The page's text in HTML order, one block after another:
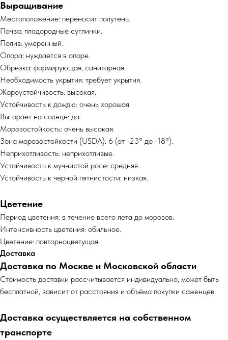
Выращивание
Местоположение: переносит полутень.
Почва: плодородные суглинки.
Полив: умеренный.
Опора: нуждается в опоре.
Обрезка: формирующая, санитарная.
Необходимость укрытия: требует укрытия.
Жароустойчивость: высокая.
Устойчивость к дождю: очень хорошая.
Выгорает на солнце: да.
Морозостойкость: очень высокая.
Зона морозостойкости (USDA): 6 (от -23° до -18°).
Неприхотливость: неприхотливые.
Устойчивость к мучнистой росе: средняя.
Устойчивость к черной пятнистости: низкая.
Цветение
Период цветения: в течение всего лета до морозов.
Интенсивность цветения: обильное.
Цветение: повторноцветущая.
Доставка
Доставка по Москве и Московской области
Cтоимость доставки рассчитывается индивидуально, может быть
бесплатной, зависит от расстояния и объёма покупки саженцев.
Доставка осуществляется на собственном
транспорте